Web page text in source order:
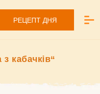
РЕЦЕПТ ДНЯ
кабачків“